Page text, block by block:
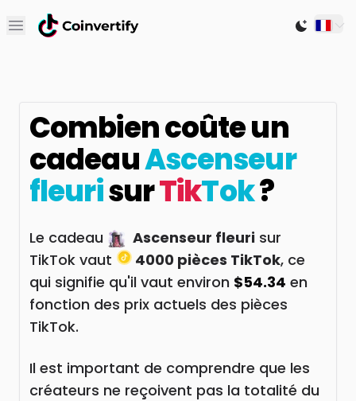
Open main menu Switch
Combien coûte un
cadeauAscenseur
fleurisurTikTok?
Le cadeau Ascenseur fleuri sur
TikTok vaut
4000 pièces TikTok, ce
qui signifie qu'il vaut environ $54.34 en
fonction des prix actuels des pièces
TikTok.
Il est important de comprendre que les
créateurs ne reçoivent pas la totalité du